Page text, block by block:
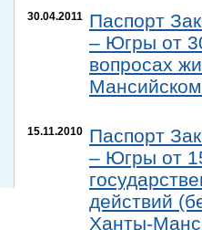
30.04.2011 Паспорт
– Югры от
вопросах
15.11.2010 Паспорт
– Югры от
действий
Ханты-